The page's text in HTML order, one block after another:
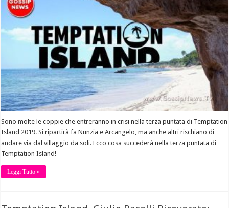
Sono molte le coppie che entreranno in crisi nella terza puntata di Temptation
Island 2019. Si ripartirà fa Nunzia e Arcangelo, ma anche altri rischiano di
andare via dal villaggio da soli. Ecco cosa succederà nella terza puntata di
Temptation Island!
Leggi Tutto »